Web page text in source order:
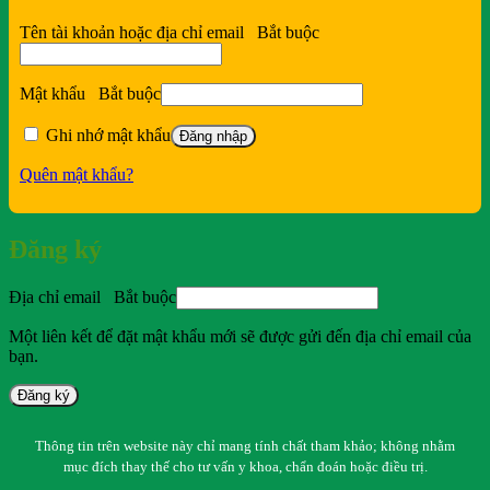
Tên tài khoản hoặc địa chỉ email Bắt buộc
Mật khẩu Bắt buộc
Ghi nhớ mật khẩu Đăng nhập
Quên mật khẩu?
Đăng ký
Địa chỉ email Bắt buộc
Một liên kết để đặt mật khẩu mới sẽ được gửi đến địa chỉ email của
bạn.
Đăng ký
Thông tin trên website này chỉ mang tính chất tham khảo; không nhằm
mục đích thay thế cho tư vấn y khoa, chẩn đoán hoặc điều trị.